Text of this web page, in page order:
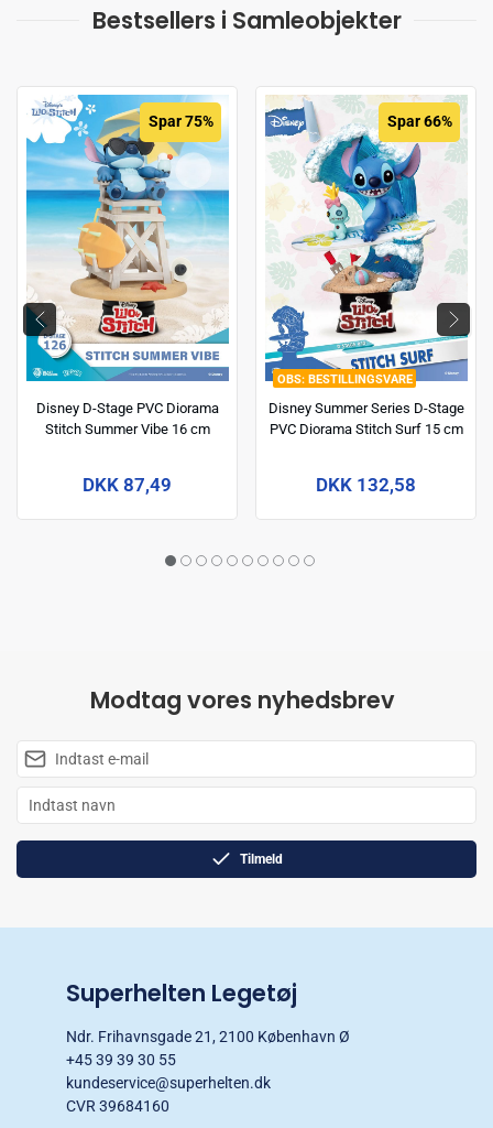
Bestsellers i Samleobjekter
Spar 75%
Disney D-Stage PVC Diorama
Stitch Summer Vibe 16 cm
DKK 87,49
BESTILLINGSVARE
Spar 66%
Disney Summer Series D-Stage
PVC Diorama Stitch Surf 15 cm
DKK 132,58
Modtag vores nyhedsbrev
Tilmeld
Superhelten Legetøj
Ndr. Frihavnsgade 21, 2100 København Ø
+45 39 39 30 55
kundeservice@superhelten.dk
CVR 39684160